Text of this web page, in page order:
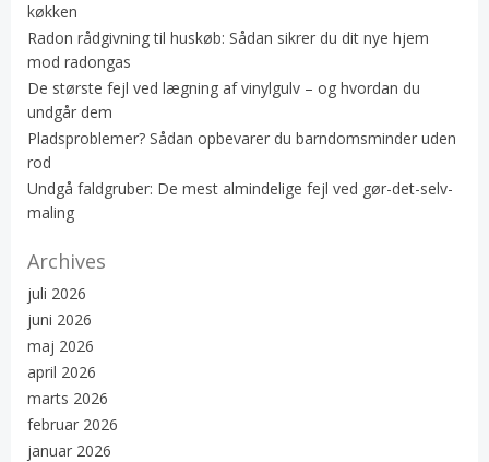
køkken
Radon rådgivning til huskøb: Sådan sikrer du dit nye hjem
mod radongas
De største fejl ved lægning af vinylgulv – og hvordan du
undgår dem
Pladsproblemer? Sådan opbevarer du barndomsminder uden
rod
Undgå faldgruber: De mest almindelige fejl ved gør-det-selv-
maling
Archives
juli 2026
juni 2026
maj 2026
april 2026
marts 2026
februar 2026
januar 2026